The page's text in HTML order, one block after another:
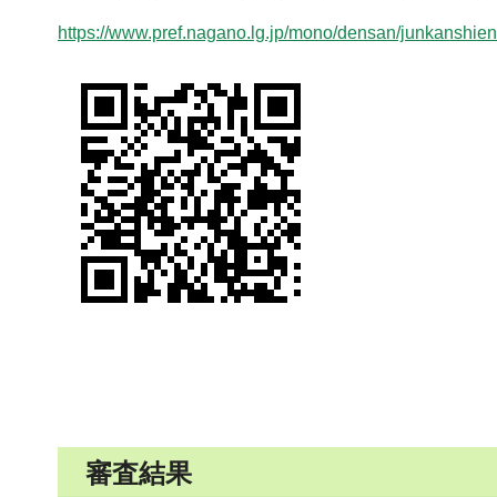
https://www.pref.nagano.lg.jp/mono/densan/
審査結果